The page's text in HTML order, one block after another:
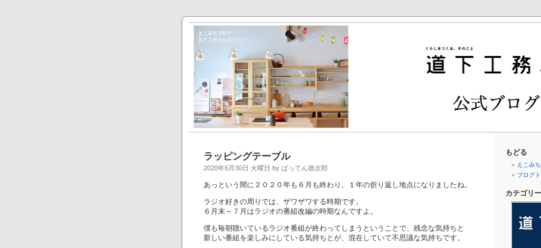
えこみちブログ
道下工務店公式ブログ
ラッピングテーブル
2020年6月30日 火曜日 by ばってん徳次郎
あっという間に２０２０年も６月も終わり、１年の折り返し地点になりましたね。
ラジオ好きの周りでは、ザワザワする時期です。
６月末～７月はラジオの番組改編の時期なんですよ。
僕も毎朝聴いているラジオ番組が終わってしまうということで、残念な気持ちと
新しい番組を楽しみにしている気持ちとが、混在していて不思議な気持ちです。
もどる
えこみ
ブログ
カテゴリー